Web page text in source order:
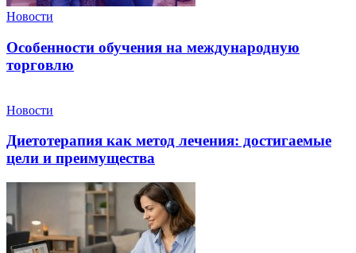
Новости
Особенности обучения на международную
торговлю
Новости
Диетотерапия как метод лечения: достигаемые
цели и преимущества